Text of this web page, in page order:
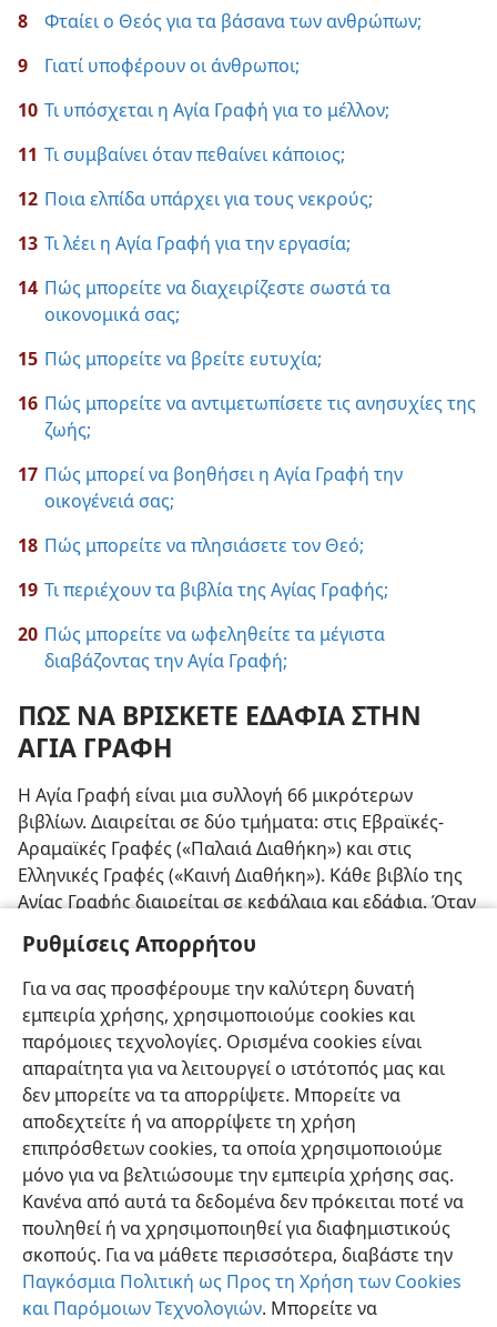
Ρυθμίσεις Απορρήτου
Για να σας προσφέρουμε την καλύτερη δυνατή
εμπειρία χρήσης, χρησιμοποιούμε cookies και
παρόμοιες τεχνολογίες. Ορισμένα cookies είναι
απαραίτητα για να λειτουργεί ο ιστότοπός μας και
δεν μπορείτε να τα απορρίψετε. Μπορείτε να
αποδεχτείτε ή να απορρίψετε τη χρήση
επιπρόσθετων cookies, τα οποία χρησιμοποιούμε
μόνο για να βελτιώσουμε την εμπειρία χρήσης σας.
Κανένα από αυτά τα δεδομένα δεν πρόκειται ποτέ να
πουληθεί ή να χρησιμοποιηθεί για διαφημιστικούς
σκοπούς. Για να μάθετε περισσότερα, διαβάστε την
Παγκόσμια Πολιτική ως Προς τη Χρήση των Cookies
και Παρόμοιων Τεχνολογιών. Μπορείτε να
8
Φταίει ο Θεός για τα βάσανα των ανθρώπων;
9
Γιατί υποφέρουν οι άνθρωποι;
10 Τι υπόσχεται η Αγία Γραφή για το μέλλον;
11 Τι συμβαίνει όταν πεθαίνει κάποιος;
12 Ποια ελπίδα υπάρχει για τους νεκρούς;
13 Τι λέει η Αγία Γραφή για την εργασία;
14 Πώς μπορείτε να διαχειρίζεστε σωστά τα
οικονομικά σας;
15 Πώς μπορείτε να βρείτε ευτυχία;
16 Πώς μπορείτε να αντιμετωπίσετε τις ανησυχίες της
ζωής;
17 Πώς μπορεί να βοηθήσει η Αγία Γραφή την
οικογένειά σας;
18 Πώς μπορείτε να πλησιάσετε τον Θεό;
19 Τι περιέχουν τα βιβλία της Αγίας Γραφής;
20 Πώς μπορείτε να ωφεληθείτε τα μέγιστα
διαβάζοντας την Αγία Γραφή;
ΠΩΣ ΝΑ ΒΡΙΣΚΕΤΕ ΕΔΑΦΙΑ ΣΤΗΝ
ΑΓΙΑ ΓΡΑΦΗ
Η Αγία Γραφή είναι μια συλλογή 66 μικρότερων
βιβλίων. Διαιρείται σε δύο τμήματα: στις Εβραϊκές-
Αραμαϊκές Γραφές («Παλαιά Διαθήκη») και στις
Ελληνικές Γραφές («Καινή Διαθήκη»). Κάθε βιβλίο της
Αγίας Γραφής διαιρείται σε κεφάλαια και εδάφια. Όταν
μετά το όνομα του βιβλίου δηλώνει το κεφάλαιο και ο
επόμενος αριθμός ή αριθμοί το εδάφιο ή τα εδάφια.
Για παράδειγμα, η ένδειξη Γένεση 1:1 παραπέμπει στη
Γένεση, κεφάλαιο 1, εδάφιο 1.
Ελληνική Κοινή Χρήση Προτιμήσεις
Copyright© 2026 Watch Tower Bible and Tract Society of Pennsylvania
Όροι Χρήσης Πολιτική Απορρήτου
Ρυθμίσεις Απορρήτου
JW.ORG
Σύνδεση